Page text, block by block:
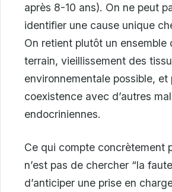
après 8-10 ans). On ne peut
identifier une cause unique
On retient plutôt un ensemble
terrain, vieillissement des
environnementale possible, et
coexistence avec d’autres
endocriniennes.
Ce qui compte concrètement
n’est pas de chercher “la
d’anticiper une prise en